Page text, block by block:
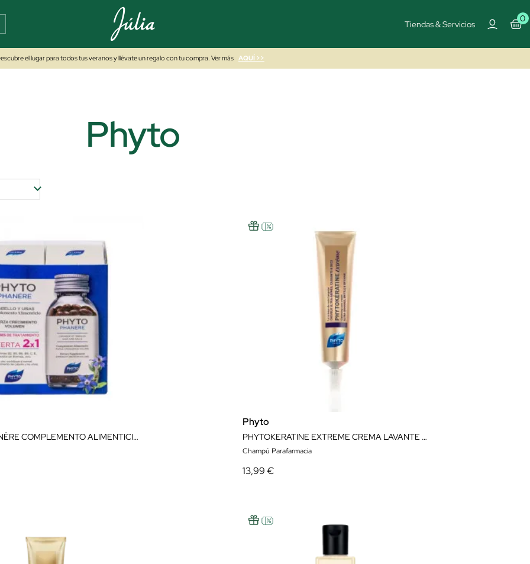
Tiendas & Servicios
0
el lugar para todos tus veranos y llévate un regalo con tu compra. Ver más AQUÍ >>
Phyto
PHYTOPHANÈRE COMPLEMENTO ALIMENTICIO PELO & UÑAS 240 CÁPSULAS
Phyto
PHYTOKERATINE EXTREME CREMA LAVANTE 75ML
Champú Parafarmacia
13,99 €